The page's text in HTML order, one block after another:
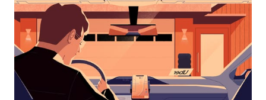
välja
ett
datum.
Tryck
på
ESC-
knappen
för